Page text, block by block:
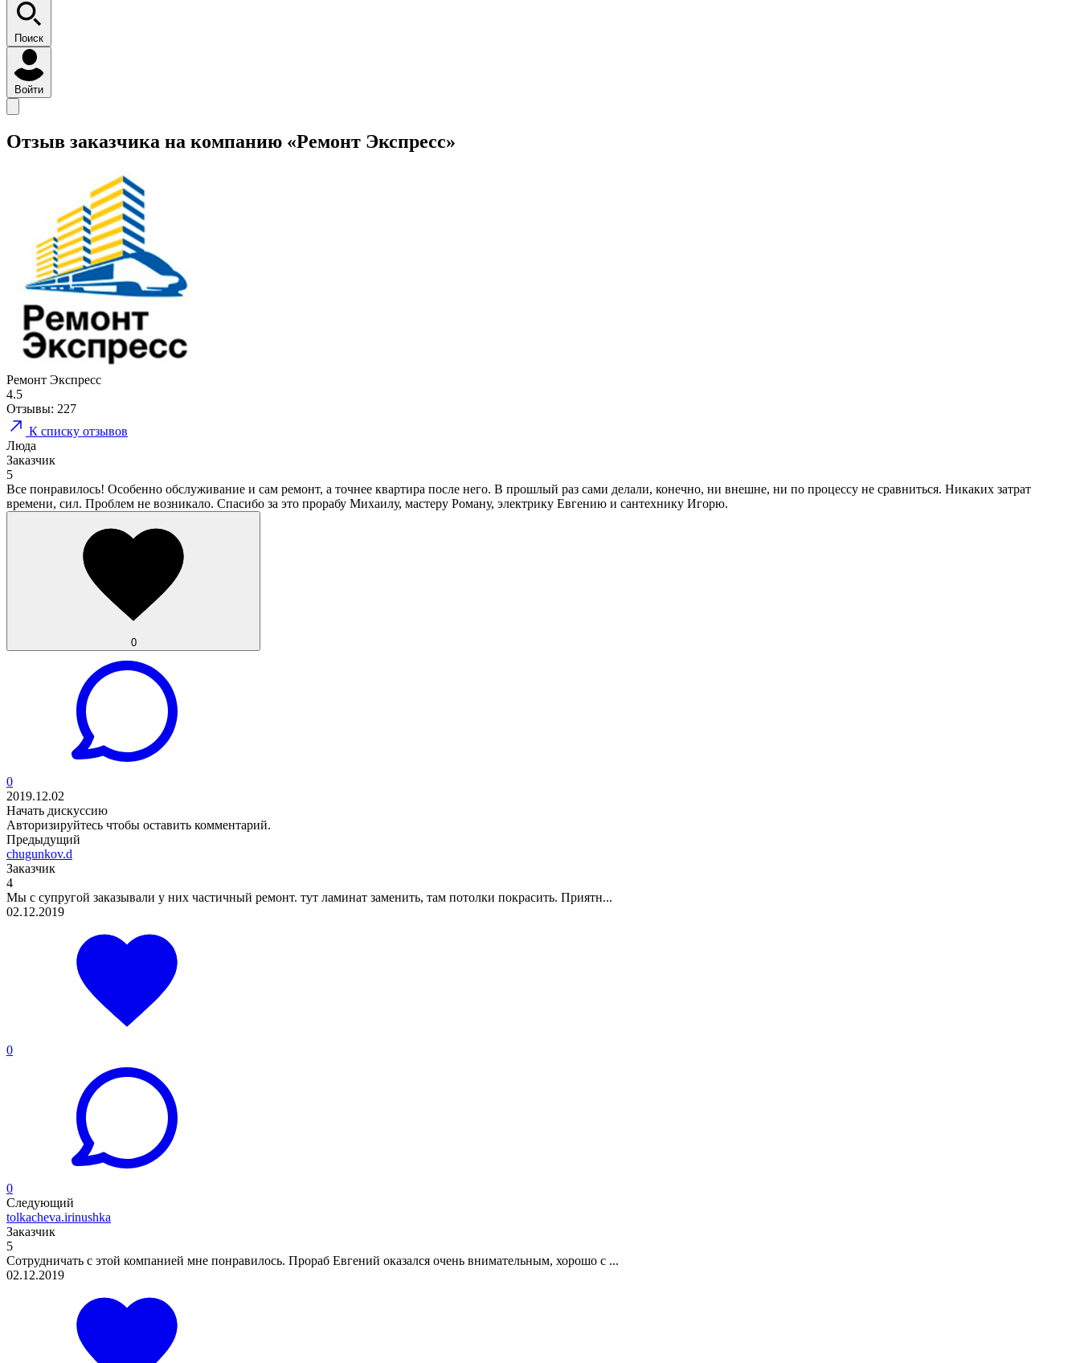
Поиск
Войти
Отзыв заказчика на компанию «Ремонт Экспресс»
Ремонт Экспресс
4.5
Отзывы: 227
К списку отзывов
Люда
Заказчик
5
Все понравилось! Особенно обслуживание и сам ремонт, а точнее квартира после него. В прошлый раз сами делали, конечно, ни внешне, ни по процессу не сравниться. Никаких затрат
времени, сил. Проблем не возникало. Спасибо за это прорабу Михаилу, мастеру Роману, электрику Евгению и сантехнику Игорю.
0
0
2019.12.02
Начать дискуссию
Авторизируйтесь чтобы оставить комментарий.
Предыдущий
chugunkov.d
Заказчик
4
Мы с супругой заказывали у них частичный ремонт. тут ламинат заменить, там потолки покрасить. Приятн...
02.12.2019
0
0
Следующий
tolkacheva.irinushka
Заказчик
5
Сотрудничать с этой компанией мне понравилось. Прораб Евгений оказался очень внимательным, хорошо с ...
02.12.2019